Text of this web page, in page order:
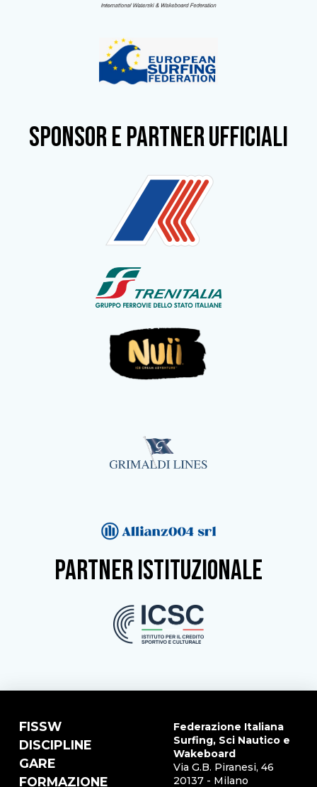
SPONSOR e partner ufficiali
partner istituzionale
FISSW
DISCIPLINE
GARE
FORMAZIONE
Federazione Italiana
Surfing, Sci Nautico e
Wakeboard
Via G.B. Piranesi, 46
20137 - Milano